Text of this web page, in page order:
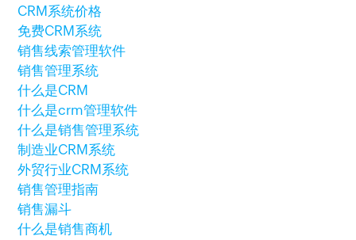
CRM系统价格
免费CRM系统
销售线索管理软件
销售管理系统
什么是CRM
什么是crm管理软件
什么是销售管理系统
制造业CRM系统
外贸行业CRM系统
销售管理指南
销售漏斗
什么是销售商机